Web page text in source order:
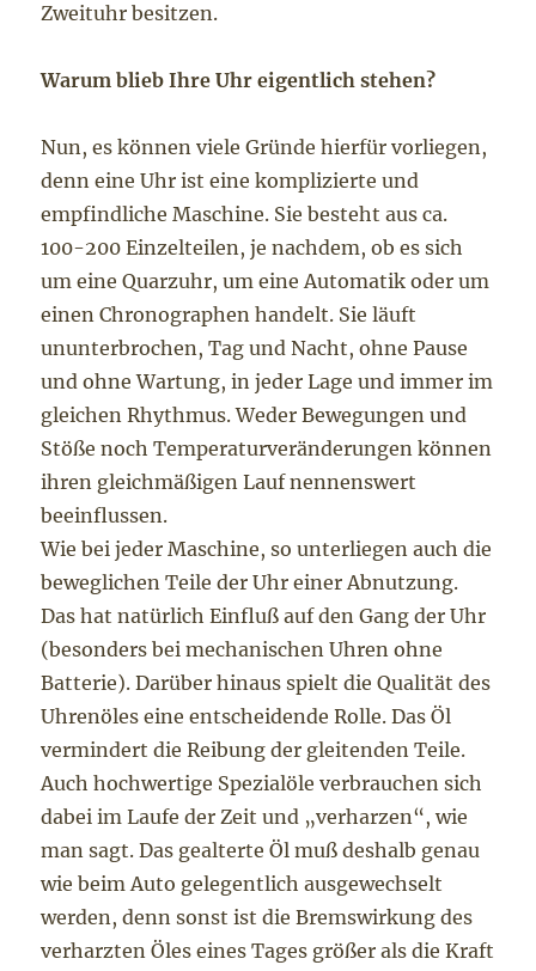
Zweituhr besitzen.
Warum blieb Ihre Uhr eigentlich stehen?
Nun, es können viele Gründe hierfür vorliegen,
denn eine Uhr ist eine komplizierte und
empfindliche Maschine. Sie besteht aus ca.
100-200 Einzelteilen, je nachdem, ob es sich
um eine Quarzuhr, um eine Automatik oder um
einen Chronographen handelt. Sie läuft
ununterbrochen, Tag und Nacht, ohne Pause
und ohne Wartung, in jeder Lage und immer im
gleichen Rhythmus. Weder Bewegungen und
Stöße noch Temperaturveränderungen können
ihren gleichmäßigen Lauf nennenswert
beeinflussen.
Wie bei jeder Maschine, so unterliegen auch die
beweglichen Teile der Uhr einer Abnutzung.
Das hat natürlich Einfluß auf den Gang der Uhr
(besonders bei mechanischen Uhren ohne
Batterie). Darüber hinaus spielt die Qualität des
Uhrenöles eine entscheidende Rolle. Das Öl
vermindert die Reibung der gleitenden Teile.
Auch hochwertige Spezialöle verbrauchen sich
dabei im Laufe der Zeit und „verharzen“, wie
man sagt. Das gealterte Öl muß deshalb genau
wie beim Auto gelegentlich ausgewechselt
werden, denn sonst ist die Bremswirkung des
verharzten Öles eines Tages größer als die Kraft